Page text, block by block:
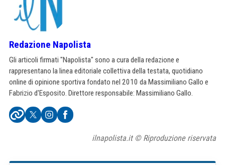
Redazione Napolista
Gli articoli firmati "Napolista" sono a cura della redazione e
rappresentano la linea editoriale collettiva della testata, quotidiano
online di opinione sportiva fondato nel 2010 da Massimiliano Gallo e
Fabrizio d'Esposito. Direttore responsabile: Massimiliano Gallo.
ilnapolista.it © Riproduzione riservata